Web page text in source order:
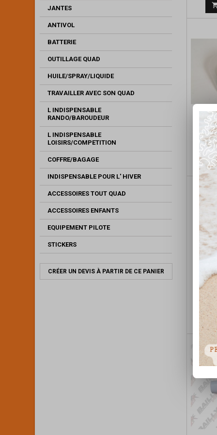
JANTES
ANTIVOL
BATTERIE
OUTILLAGE QUAD
HUILE/SPRAY/LIQUIDE
TRAVAILLER AVEC SON QUAD
L INDISPENSABLE
RANDO/BAROUDEUR
L INDISPENSABLE
LOISIRS/COMPETITION
COFFRE/BAGAGE
INDISPENSABLE POUR L' HIVER
ACCESSOIRES TOUT QUAD
ACCESSOIRES ENFANTS
EQUIPEMENT PILOTE
STICKERS
CRÉER UN DEVIS À PARTIR DE CE PANIER